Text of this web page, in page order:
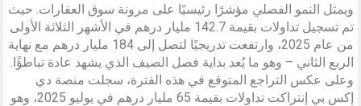
ويمثل النمو الفصلي مؤشرًا رئيسيًا على مرونة سوق العقارات. حيث
تم تسجيل تداولات بقيمة 142.7 مليار درهم في الأشهر الثلاثة الأولى
من عام 2025، وارتفعت تدريجيًا لتصل إلى 184 مليار درهم مع نهاية
الربع الثاني – وهو ما يُعد بداية فصل الصيف الذي يشهد عادة تباطؤًا.
وعلى عكس التراجع المتوقع في هذه الفترة، سجلت منصة دي
إكس بي إنتراكت تداولات بقيمة 65 مليار درهم في يوليو 2025، وهو